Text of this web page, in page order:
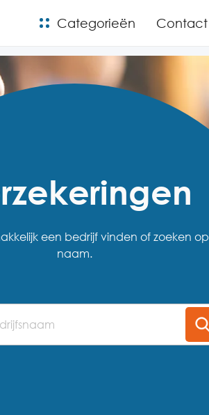
Categorieën Contact
een bedrijf vinden of zoeken op
naam.